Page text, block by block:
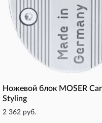
Ножевой блок MOSER
Styling
2 362 руб.